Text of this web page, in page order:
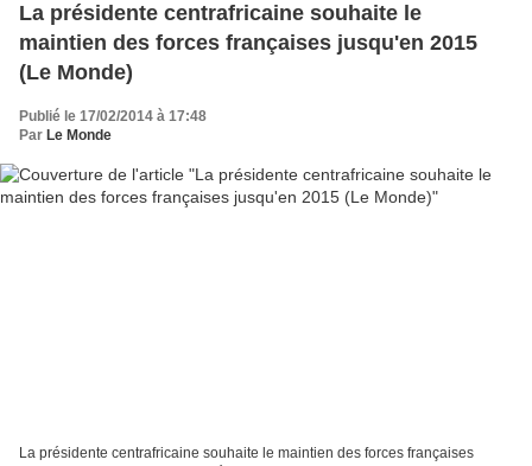
La présidente centrafricaine souhaite le
maintien des forces françaises jusqu'en 2015
(Le Monde)
Publié le 17/02/2014 à 17:48
Par Le Monde
La présidente centrafricaine souhaite le maintien des forces françaises